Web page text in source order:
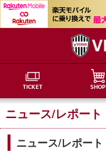
TICKET SHOP
ニュース/レポート
ニュース/レポート